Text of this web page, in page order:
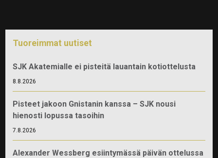
Tuoreimmat uutiset
SJK Akatemialle ei pisteitä lauantain kotiottelusta
8.8.2026
Pisteet jakoon Gnistanin kanssa – SJK nousi
hienosti lopussa tasoihin
7.8.2026
Alexander Wessberg esiintymässä päivän ottelussa